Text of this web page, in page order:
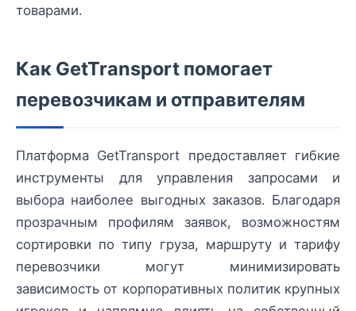
товарами.
Как GetTransport помогает
перевозчикам и отправителям
Платформа GetTransport предоставляет гибкие
инструменты для управления запросами и
выбора наиболее выгодных заказов. Благодаря
прозрачным профилям заявок, возможностям
сортировки по типу груза, маршруту и тарифу
перевозчики могут минимизировать
зависимость от корпоративных политик крупных